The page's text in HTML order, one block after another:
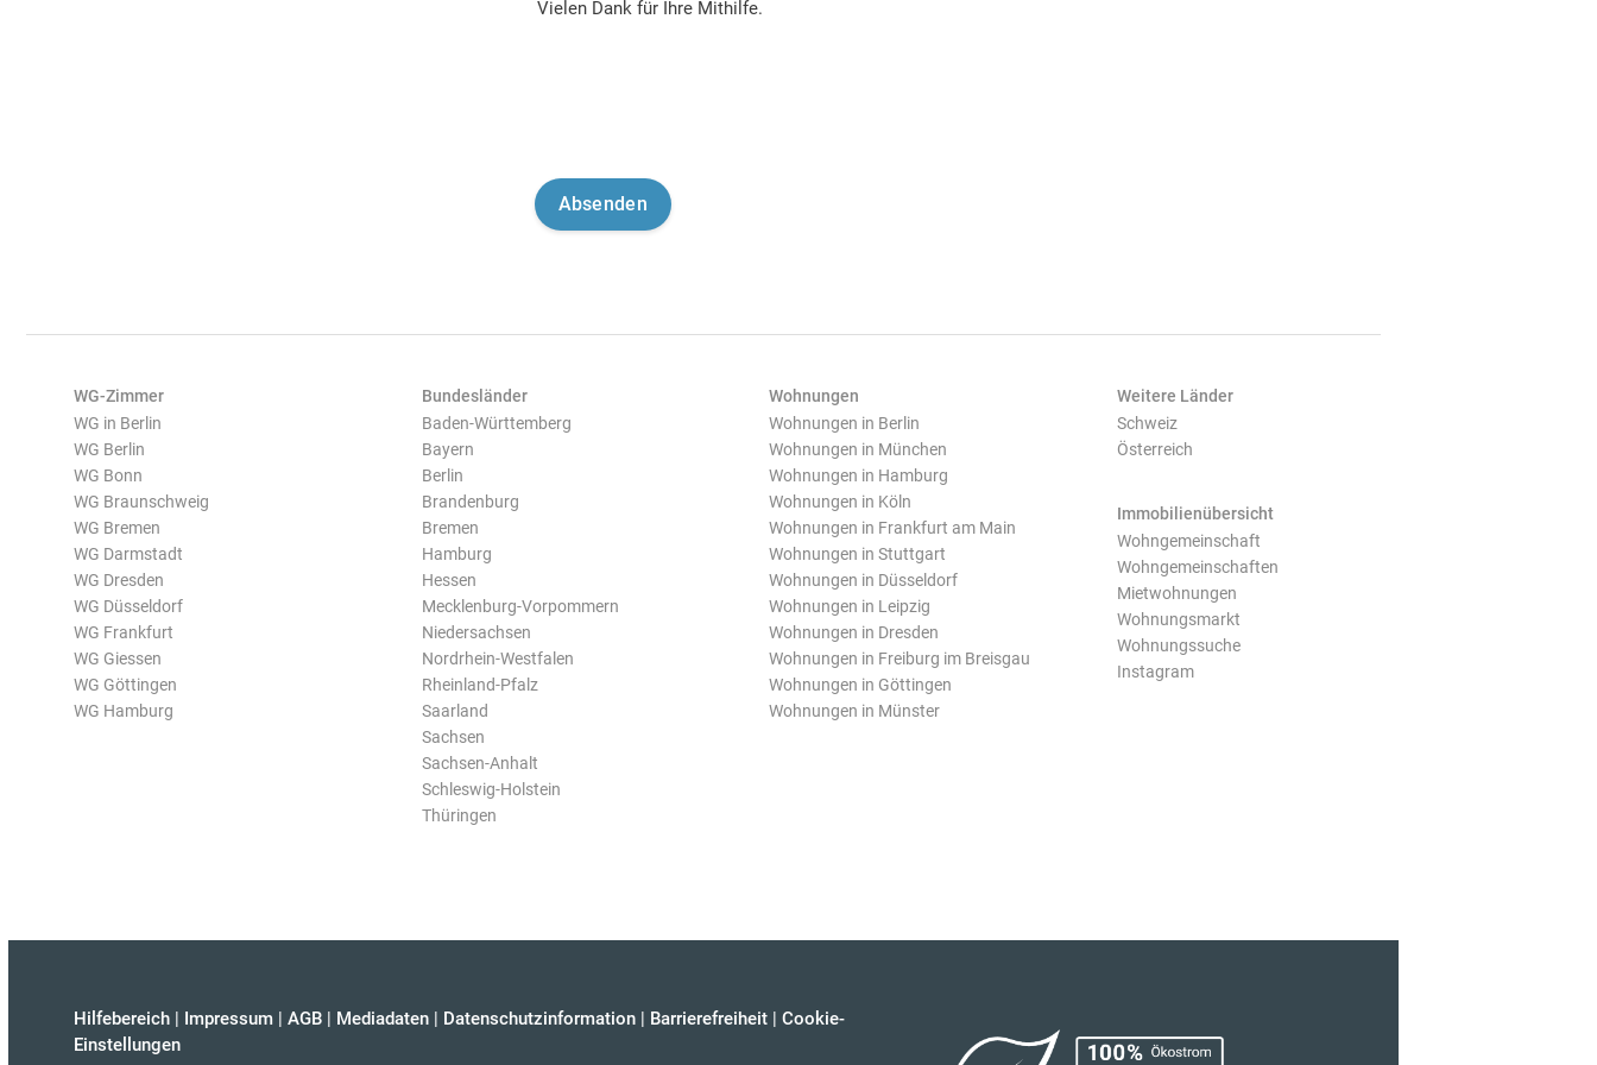
Vielen Dank für Ihre Mithilfe.
WG-Zimmer
WG in Berlin
WG Berlin
WG Bonn
WG Braunschweig
WG Bremen
WG Darmstadt
WG Dresden
WG Düsseldorf
WG Frankfurt
WG Giessen
WG Göttingen
WG Hamburg
Bundesländer
Baden-Württemberg
Bayern
Berlin
Brandenburg
Bremen
Hamburg
Hessen
Mecklenburg-Vorpommern
Niedersachsen
Nordrhein-Westfalen
Rheinland-Pfalz
Saarland
Sachsen
Sachsen-Anhalt
Schleswig-Holstein
Thüringen
Wohnungen
Wohnungen in Berlin
Wohnungen in München
Wohnungen in Hamburg
Wohnungen in Köln
Wohnungen in Frankfurt am Main
Wohnungen in Stuttgart
Wohnungen in Düsseldorf
Wohnungen in Leipzig
Wohnungen in Dresden
Wohnungen in Freiburg im Breisgau
Wohnungen in Göttingen
Wohnungen in Münster
Weitere Länder
Schweiz
Österreich
Immobilienübersicht
Wohngemeinschaft
Wohngemeinschaften
Mietwohnungen
Wohnungsmarkt
Wohnungssuche
Instagram
Hilfebereich | Impressum | AGB | Mediadaten | Datenschutzinformation | Barrierefreiheit | Cookie-
Einstellungen